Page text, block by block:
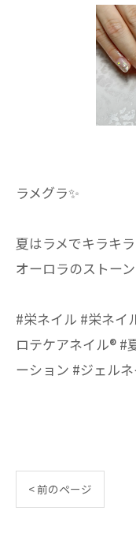
ラメグラ✨
夏はラメでキラキ
オーロラのストー
#栄ネイル #栄ネイ
ロテケアネイル®︎ #
ーション #ジェル
< 前のページ